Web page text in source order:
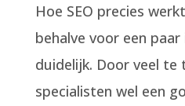
Hoe SEO precies
behalve voor een
duidelijk. Door veel te
specialisten wel een